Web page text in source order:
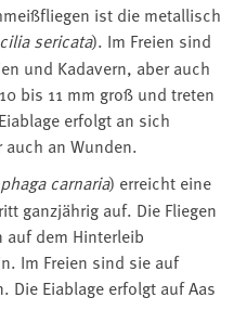
ist die metallisch
sericata). Im Freien sind
und Kadavern, aber auch
bis 11 mm groß und treten
erfolgt an sich
auch an Wunden.
carnaria) erreicht eine
ganzjährig auf. Die Fliegen
dem Hinterleib
Im Freien sind sie auf
Die Eiablage erfolgt auf Aas